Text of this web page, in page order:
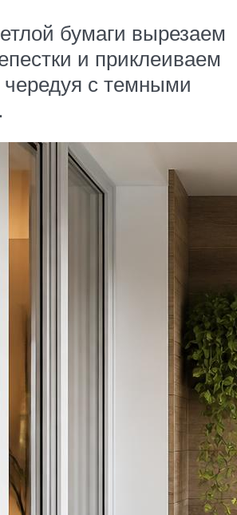
бумаги вырезаем
и приклеиваем
чередуя с темными